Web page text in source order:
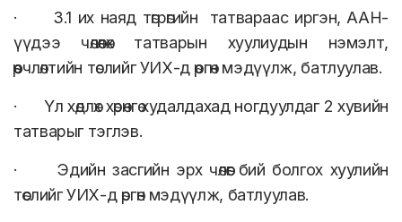
· 3.1 их наяд төгрөгийн татвараас иргэн, ААН-
үүдээ чөлөөлөх татварын хуулиудын нэмэлт,
өөрчлөлтийн төслийг УИХ-д өргөн мэдүүлж, батлуулав.
· Үл хөдлөх хөрөнгө худалдахад ногдуулдаг 2 хувийн
татварыг тэглэв.
· Эдийн засгийн эрх чөлөөг бий болгох хуулийн
төслийг УИХ-д өргөн мэдүүлж, батлуулав.